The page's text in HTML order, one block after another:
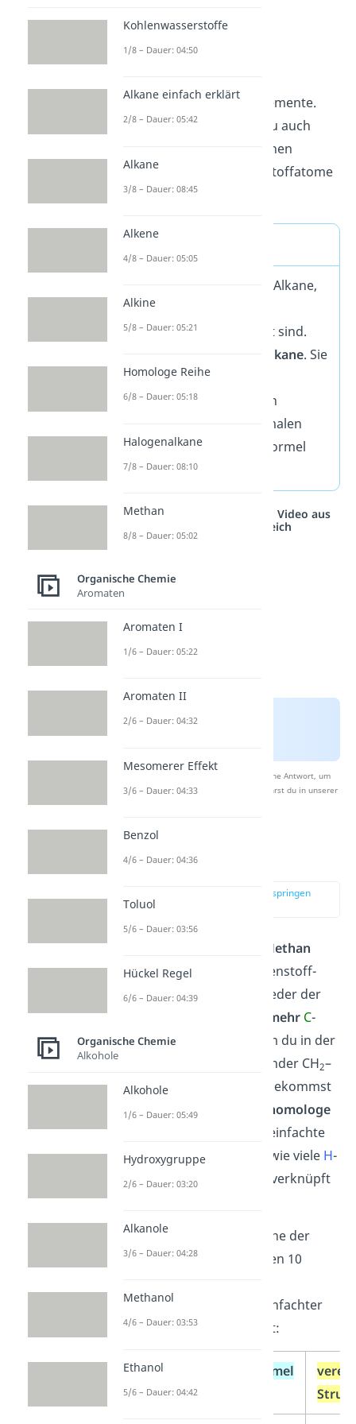
Übrigens:Bei den
verschmelzen die zwei Elemente.
Diesen Vorgang nennst du auch
Bei Alkanen
hybridisieren alle Kohlenstoffatome
im Molekülsp
Es gibt auch besondere Alkane,
die ringförmig statt
kettenförmig aufgebaut sind.
Cycloalkane. Sie
unterscheiden sich in
bestimmten chemischen
Eigenschaften von normalen
Alkanen. Ihre Summenformel
lautetC 2H2n
Studyflix vernetzt: Hier ein Video aus
einem anderen Bereich
Nach Beantwortung speichern wir deine Antwort, um
Studyflix zu verbessern. Mehr dazu erfährst du in unserer
Reihe der Alkane
zur Stelle im Video springen
Methan
(CH4) mit nur
Kohlenstoff-
Atom. Die weiteren Mitglieder der
mehr C-
Atomen erhältst du, indem du in der
Summenformel
nacheinander CH2–
Gruppen hinzufügst. Du bekommst
dadurch die sogenannte
homologe
. Die vereinfachte
Strukturformel
zeigt dir, wie viele H-
Atome mit einem
-Atom verknüpft
In unserer
zur Reihe der
Alkane haben wir die ersten 10
Summenformel
und vereinfachter
Strukturformel
aufgelistet:
Name Summenformel
Kohlenwasserstoffe
1/8 – Dauer: 04:50
Alkane einfach erklärt
2/8 – Dauer: 05:42
Alkane
3/8 – Dauer: 08:45
Alkene
4/8 – Dauer: 05:05
Alkine
5/8 – Dauer: 05:21
Homologe Reihe
6/8 – Dauer: 05:18
Halogenalkane
7/8 – Dauer: 08:10
Methan
8/8 – Dauer: 05:02
Organische Chemie
Aromaten
Aromaten I
1/6 – Dauer: 05:22
Aromaten II
2/6 – Dauer: 04:32
Mesomerer Effekt
3/6 – Dauer: 04:33
Benzol
4/6 – Dauer: 04:36
Toluol
5/6 – Dauer: 03:56
Hückel Regel
6/6 – Dauer: 04:39
Organische Chemie
Alkohole
Alkohole
1/6 – Dauer: 05:49
Hydroxygruppe
2/6 – Dauer: 03:20
Alkanole
3/6 – Dauer: 04:28
Methanol
4/6 – Dauer: 03:53
Ethanol
5/6 – Dauer: 04:42